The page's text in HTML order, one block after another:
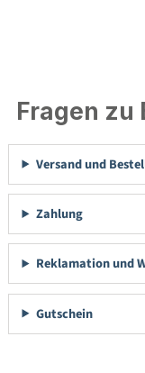
Fragen zu
Versand und
Zahlung
Reklamation und
Gutschein